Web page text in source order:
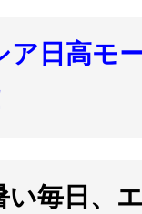
ア日高モ
い毎日、